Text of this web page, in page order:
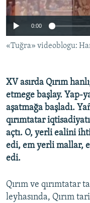
Русский
Українською
RFE/RS bütün
0:00
«Tuğra» videoblogu:
XV asırda Qırım
etmege başlay. Yap-
aşatmağa başladı.
qırımtatar
açtı. O, yerli ealini
edi, em yerli mallar,
edi.
Qırım ve qırımtatar
leyhasında, Qırım